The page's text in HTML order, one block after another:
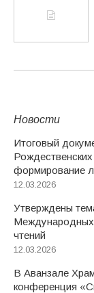
Новости
Итоговый
формирование
12.03.2026
Утверждены
Международных
чтений
12.03.2026
В Аванзале
конференция